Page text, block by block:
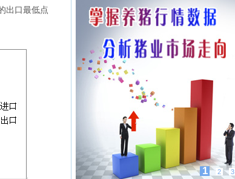
出口最低点
1 2 3